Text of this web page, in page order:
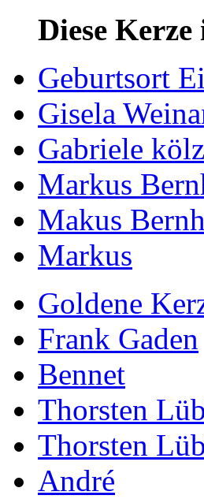
Diese Kerze
Geburtsort
Gisela
Gabriele
Markus
Makus
Markus
Goldene
Frank Gaden
Bennet
Thorsten
Thorsten
André